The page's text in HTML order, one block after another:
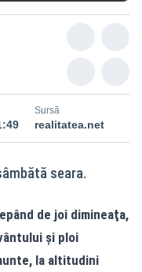
Sursă
realitatea.net
seara.
de joi dimineaţa,
şi ploi
la altitudini